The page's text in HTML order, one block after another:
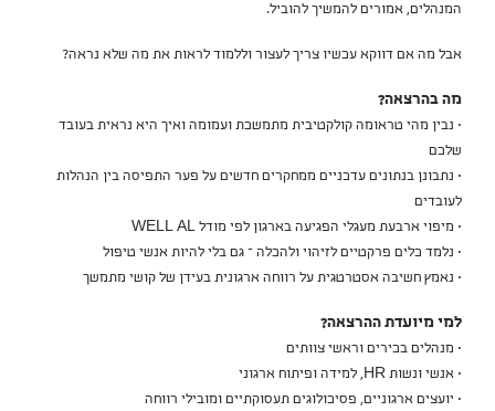
המנהלים, אמורים להמשיך להוביל.
אבל מה אם דווקא עכשיו צריך לעצור וללמוד לראות את מה שלא נראה?
מה בהרצאה?
• נבין מהי טראומה קולקטיבית מתמשכת ועמומה ואיך היא נראית בעובד
שלכם
• נתבונן בנתונים עדכניים ממחקרים חדשים על פער התפיסה בין הנהלות
לעובדים
• מיפוי ארבעת מעגלי הפגיעה בארגון לפי מודל WELL AL
• נלמד כלים פרקטיים לזיהוי ולהכלה – גם בלי להיות אנשי טיפול
• נאמץ חשיבה אסטרטגית על רווחה ארגונית בעידן של קושי מתמשך
למי מיועדת ההרצאה?
• מנהלים בכירים וראשי צוותים
• אנשי ונשות HR, למידה ופיתוח ארגוני
• יועצים ארגוניים, פסיכולוגים תעסוקתיים ומובילי רווחה